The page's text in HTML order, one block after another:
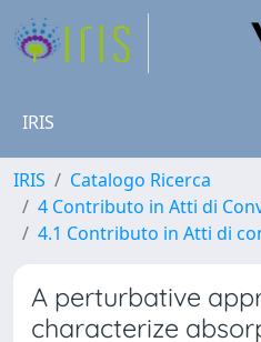
IRIS
IRIS
Catalogo Ricerca
4 Contributo in Atti di
4.1 Contributo in Atti di
A perturbative
characterize